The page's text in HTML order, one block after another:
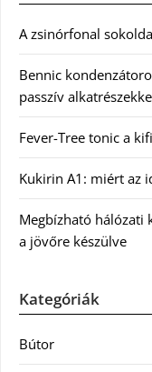
A zsinórfonal
Bennic
passzív
Fever-Tree tonic a
Kukirin A1: miért az
Megbízható hálózati
a jövőre készülve
Kategóriák
Bútor